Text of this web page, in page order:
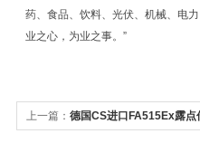
药、食品、饮料、光伏、机械、电
业之心，为业之事。”
上一篇： 德国CS进口FA515Ex露点